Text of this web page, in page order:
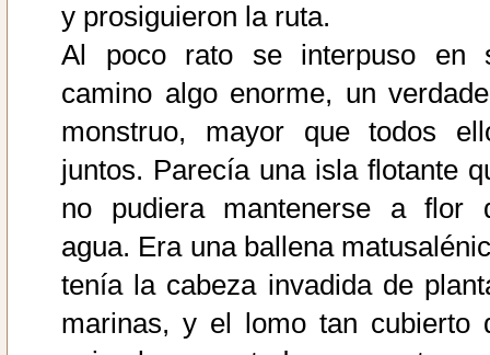
y prosiguieron la ruta.
Al poco rato se interpuso en
camino algo enorme, un
monstruo, mayor que todos
juntos. Parecía una isla flotante
no pudiera mantenerse a flor
agua. Era una ballena
tenía la cabeza invadida de
marinas, y el lomo tan cubierto